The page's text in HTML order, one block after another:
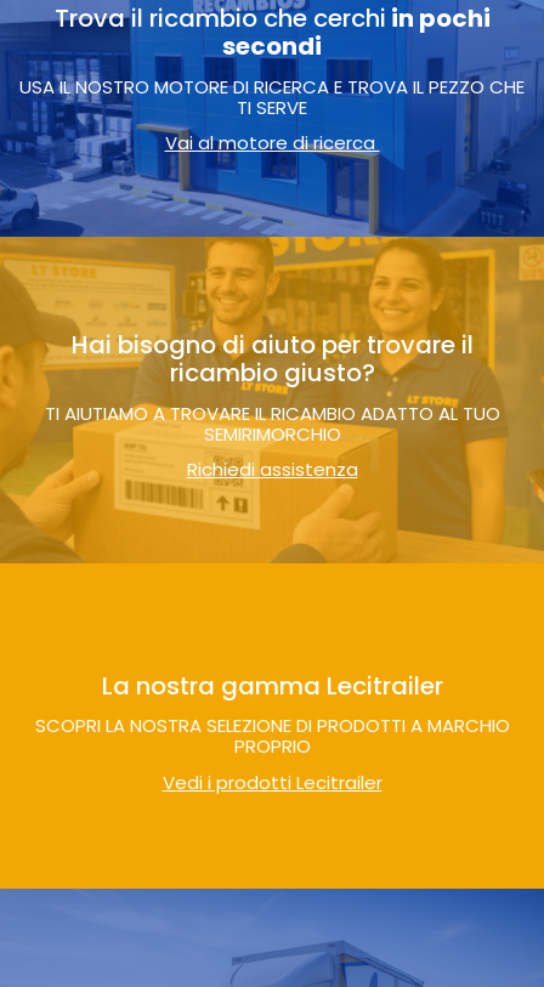
Trova il ricambio che cerchi in pochi
secondi
USA IL NOSTRO MOTORE DI RICERCA E TROVA IL PEZZO CHE
TI SERVE
Vai al motore di ricerca
Hai bisogno di aiuto per trovare il
ricambio giusto?
TI AIUTIAMO A TROVARE IL RICAMBIO ADATTO AL TUO
SEMIRIMORCHIO
Richiedi assistenza
La nostra gamma Lecitrailer
SCOPRI LA NOSTRA SELEZIONE DI PRODOTTI A MARCHIO
PROPRIO
Vedi i prodotti Lecitrailer